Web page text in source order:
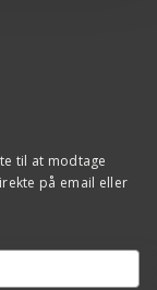
til at modtage
på email eller